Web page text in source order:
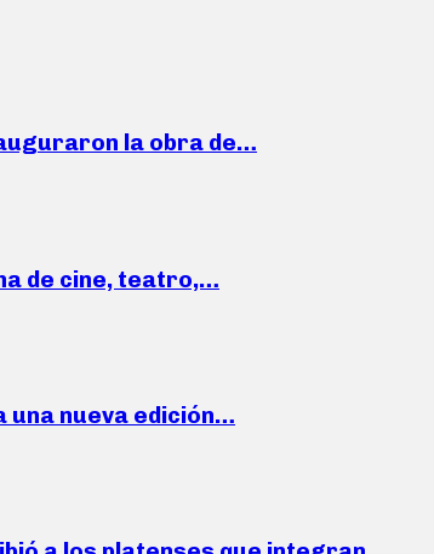
la obra de…
de cine, teatro,…
una nueva edición…